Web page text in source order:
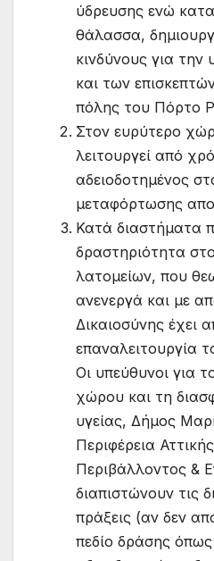
ύδρευσης ενώ
θάλασσα,
κινδύνους για την
και των
πόλης του Πόρτο
Στον ευρύτερο
λειτουργεί από
αδειοδοτημένος
μεταφόρτωσης
Κατά διαστήματα
δραστηριότητα
λατομείων, που
ανενεργά και με
Δικαιοσύνης έχει
επαναλειτουργία
Οι υπεύθυνοι για
χώρου και τη
υγείας, Δήμος
Περιφέρεια
Περιβάλλοντος &
διαπιστώνουν τις
πράξεις (αν δεν
πεδίο δράσης